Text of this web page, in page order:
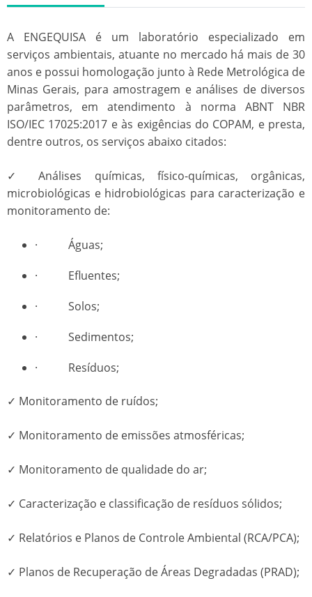
A ENGEQUISA é um laboratório especializado em
serviços ambientais, atuante no mercado há mais de 30
anos e possui homologação junto à Rede Metrológica de
Minas Gerais, para amostragem e análises de diversos
parâmetros, em atendimento à norma ABNT NBR
ISO/IEC 17025:2017 e às exigências do COPAM, e presta,
dentre outros, os serviços abaixo citados:
✓ Análises químicas, físico-químicas, orgânicas,
microbiológicas e hidrobiológicas para caracterização e
monitoramento de:
· Águas;
· Efluentes;
· Solos;
· Sedimentos;
· Resíduos;
✓ Monitoramento de ruídos;
✓ Monitoramento de emissões atmosféricas;
✓ Monitoramento de qualidade do ar;
✓ Caracterização e classificação de resíduos sólidos;
✓ Relatórios e Planos de Controle Ambiental (RCA/PCA);
✓ Planos de Recuperação de Áreas Degradadas (PRAD);